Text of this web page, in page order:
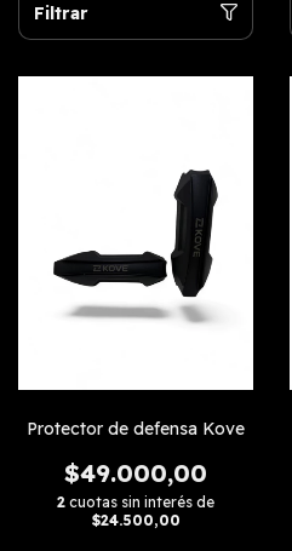
Filtrar
Protector de defensa Kove
$49.000,00
2 cuotas sin interés de
$24.500,00